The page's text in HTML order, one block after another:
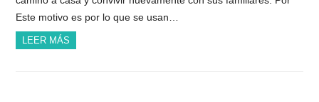
Este motivo es por lo que se usan…
LEER MÁS